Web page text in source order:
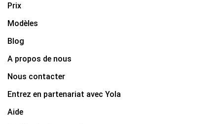
Prix
Modèles
Blog
A propos de nous
Nous contacter
Entrez en partenariat avec Yola
Aide